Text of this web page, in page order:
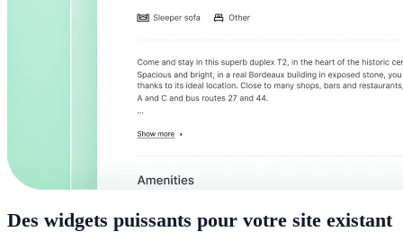
Des widgets puissants pour votre site existant